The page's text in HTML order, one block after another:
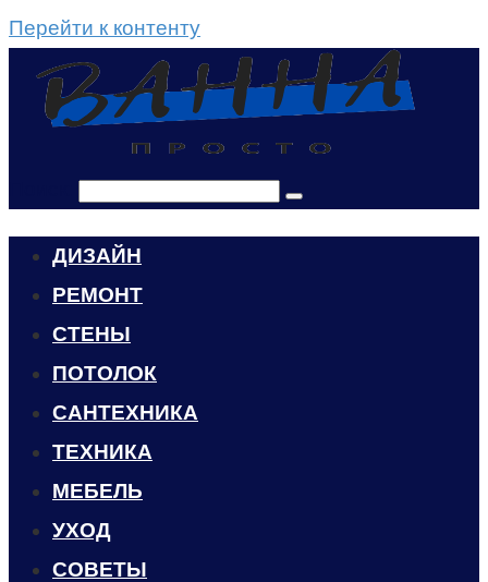
Перейти к контенту
ДИЗАЙН
РЕМОНТ
СТЕНЫ
ПОТОЛОК
САНТЕХНИКА
ТЕХНИКА
МЕБЕЛЬ
УХОД
CОВЕТЫ